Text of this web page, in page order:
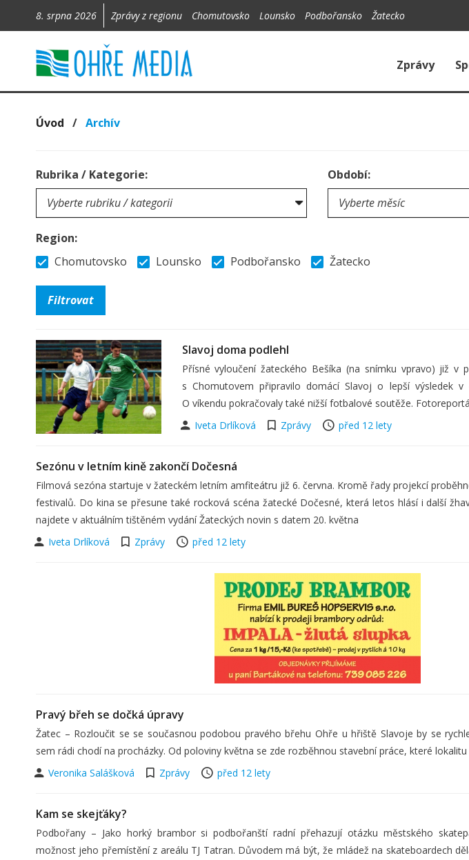
8. srpna 2026 Zprávy z regionu Chomutovsko Lounsko Podbořansko Žatecko
Zprávy
Úvod / Archív
Rubrika / Kategorie: Období:
Region:
Chomutovsko
Lounsko Podbořansko Žatecko
Slavoj doma podlehl
Přísné vyloučení žateckého Bešíka (na snímku vpravo) již v
s Chomutovem připravilo domácí Slavoj o lepší výsledek v
O víkendu pokračovaly také nižší fotbalové soutěže.
Iveta Drlíková
Zprávy před 12 lety
Sezónu v letním kině zakončí Dočesná
Filmová sezóna startuje v žateckém letním amfiteátru již 6. června. Kromě řady projekcí
festivalů. Do kina se přesune také rocková scéna žatecké Dočesné, která letos hlásí i další
najdete v aktuálním tištěném vydání Žateckých novin s datem 20. května
Iveta Drlíková
Zprávy před 12 lety
Pravý břeh se dočká úpravy
Žatec – Rozloučit se se současnou podobou pravého břehu Ohře u hřiště Slavoje by se
sem rádi chodí na procházky. Od poloviny května se zde rozběhnou stavební práce, které
Veronika Salášková
Zprávy před 12 lety
Kam se skejťáky?
Podbořany – Jako horký brambor si podbořanští radní přehazují otázku městského
možnost jeho přemístění z areálu TJ Tatran. Důvodem má být, že mládež na skateboardech